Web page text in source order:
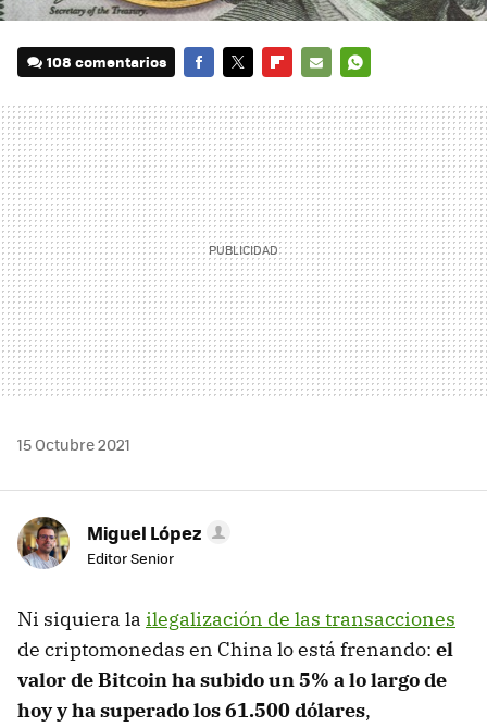
108 comentarios
MAIL
15 Octubre 2021
Miguel López
Editor Senior
Ni siquiera la ilegalización de las transacciones
de criptomonedas en China lo está frenando: el
valor de Bitcoin ha subido un 5% a lo largo de
hoy y ha superado los 61.500 dólares,